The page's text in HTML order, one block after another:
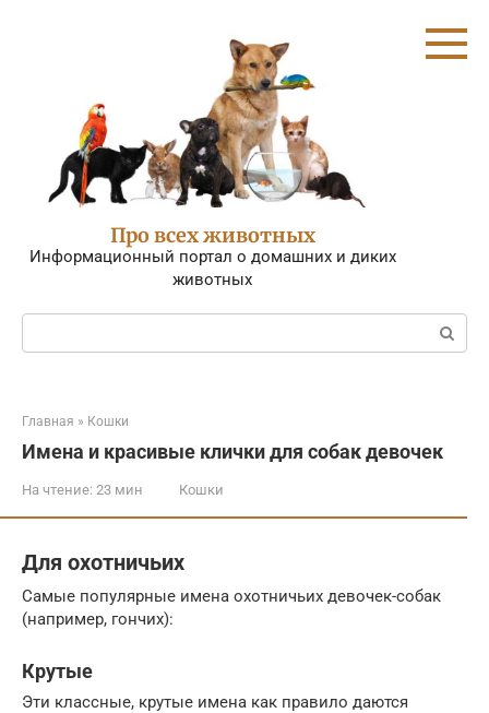
Про всех животных
Информационный портал о домашних и диких
животных
Поиск:
Главная » Кошки
Имена и красивые клички для собак девочек
На чтение: 23 мин Кошки
Для охотничьих
Самые популярные имена охотничьих девочек-собак
(например, гончих):
Крутые
Эти классные, крутые имена как правило даются